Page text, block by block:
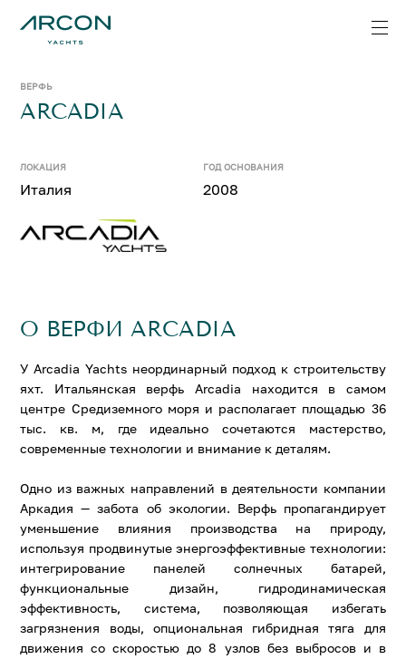
ВЕРФЬ
ARCADIA
ЛОКАЦИЯ
Италия
ГОД ОСНОВАНИЯ
2008
О ВЕРФИ ARCADIA
У Arcadia Yachts неординарный подход к строительству
яхт. Итальянская верфь Arcadia находится в самом
центре Средиземного моря и располагает площадью 36
тыс. кв. м, где идеально сочетаются мастерство,
современные технологии и внимание к деталям.
Одно из важных направлений в деятельности компании
Аркадия — забота об экологии. Верфь пропагандирует
уменьшение влияния производства на природу,
используя продвинутые энергоэффективные технологии:
интегрирование панелей солнечных батарей,
функциональные дизайн, гидродинамическая
эффективность, система, позволяющая избегать
загрязнения воды, опциональная гибридная тяга для
движения со скоростью до 8 узлов без выбросов и в